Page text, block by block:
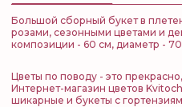
Большой сборный букет в
розами, сезонными цветами и
композиции - 60 см, диаметр -
Цветы по поводу - это
Интернет-магазин цветов
шикарные и букеты с